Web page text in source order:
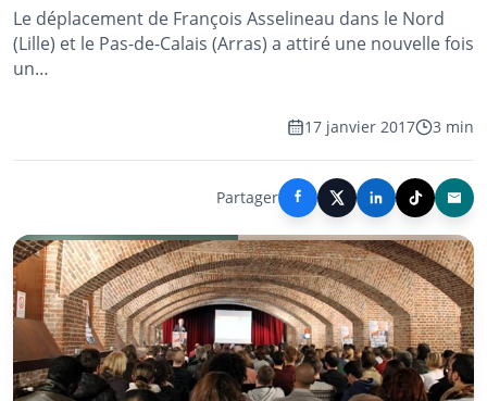
Le déplacement de François Asselineau dans le Nord
(Lille) et le Pas-de-Calais (Arras) a attiré une nouvelle fois
un…
17 janvier 2017 3 min
Partager